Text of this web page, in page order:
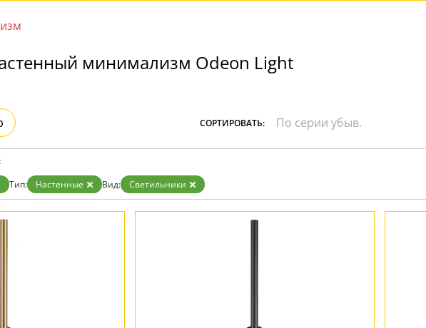
Черные
минимализм Odeon Light
СОРТИРОВАТЬ:
Тип: Настенные Вид: Светильники